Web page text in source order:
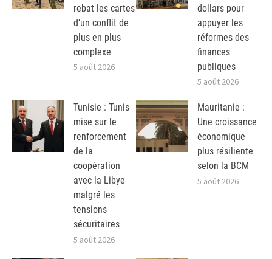
rebat les cartes
d’un conflit de
plus en plus
complexe
5 août 2026
dollars pour
appuyer les
réformes des
finances
publiques
5 août 2026
Tunisie : Tunis
mise sur le
renforcement
de la
coopération
avec la Libye
malgré les
tensions
sécuritaires
5 août 2026
Mauritanie :
Une croissance
économique
plus résiliente
selon la BCM
5 août 2026